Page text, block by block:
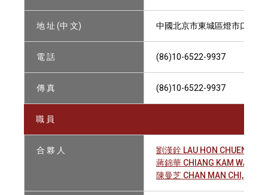
地 址 (中 文) 中國北京市東城區燈市口大
電 話 (86)10-6522-9937
傳 真 (86)10-6522-9937
職 員
合 夥 人
劉漢銓 LAU HON CHUEN,
蔣錦華 CHIANG KAM WAH
陳曼芝 CHAN MAN CHI,